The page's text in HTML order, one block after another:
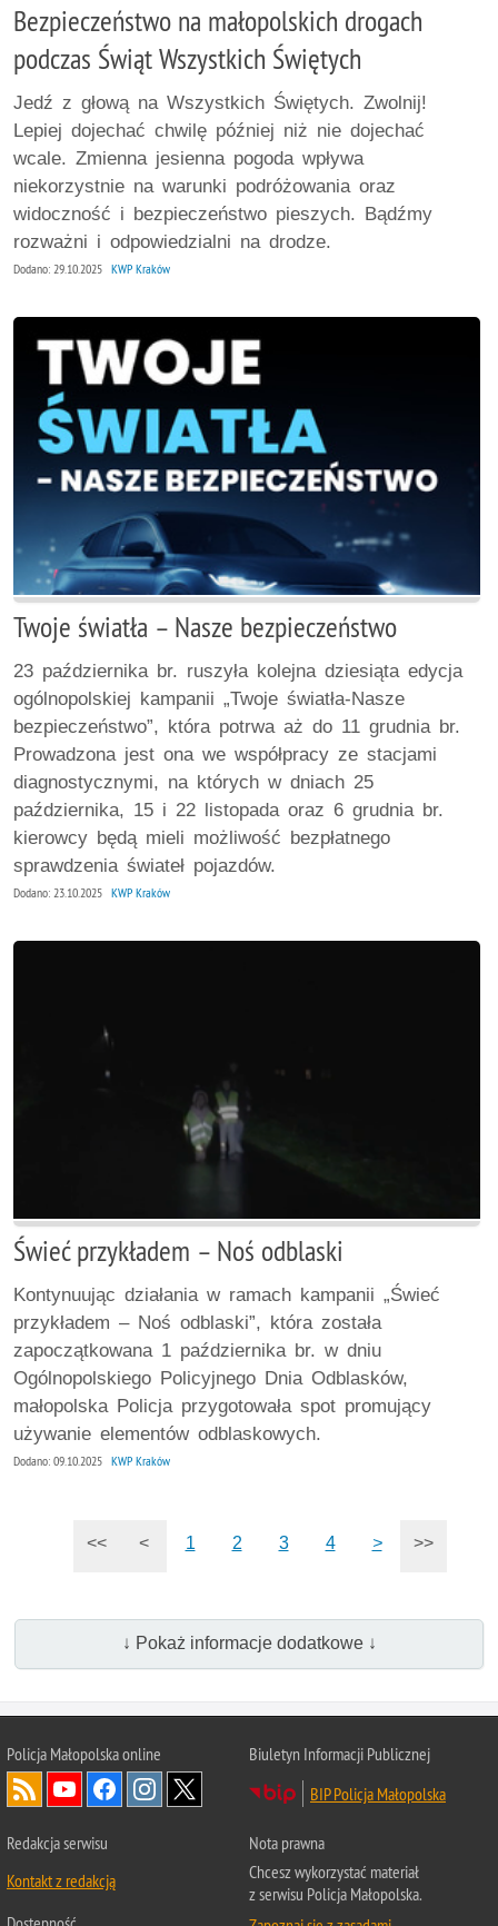
Bezpieczeństwo na małopolskich drogach
podczas Świąt Wszystkich Świętych
Jedź z głową na Wszystkich Świętych. Zwolnij!
Lepiej dojechać chwilę później niż nie dojechać
wcale. Zmienna jesienna pogoda wpływa
niekorzystnie na warunki podróżowania oraz
widoczność i bezpieczeństwo pieszych. Bądźmy
rozważni i odpowiedzialni na drodze.
Dodano: 29.10.2025 KWP Kraków
Twoje światła – Nasze bezpieczeństwo
23 października br. ruszyła kolejna dziesiąta edycja
ogólnopolskiej kampanii „Twoje światła-Nasze
bezpieczeństwo”, która potrwa aż do 11 grudnia br.
Prowadzona jest ona we współpracy ze stacjami
diagnostycznymi, na których w dniach 25
października, 15 i 22 listopada oraz 6 grudnia br.
kierowcy będą mieli możliwość bezpłatnego
sprawdzenia świateł pojazdów.
Dodano: 23.10.2025 KWP Kraków
Świeć przykładem – Noś odblaski
Kontynuując działania w ramach kampanii „Świeć
przykładem – Noś odblaski”, która została
zapoczątkowana 1 października br. w dniu
Ogólnopolskiego Policyjnego Dnia Odblasków,
małopolska Policja przygotowała spot promujący
używanie elementów odblaskowych.
Dodano: 09.10.2025 KWP Kraków
<< < 1 2 3 4 > >>
↓ Pokaż informacje dodatkowe ↓
Policja Małopolska online
Biuletyn Informacji Publicznej
BIP Policja Małopolska
Redakcja serwisu
Kontakt z redakcją
Nota prawna
Chcesz wykorzystać materiał
z serwisu Policja Małopolska.